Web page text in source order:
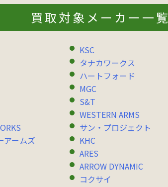
買取対象メーカー一覧
KSC
タナカワークス
ハートフォード
MGC
S&T
WESTERN ARMS
サン・プロジェクト
アームズ
KHC
ARES
ARROW DYNAMIC
コクサイ